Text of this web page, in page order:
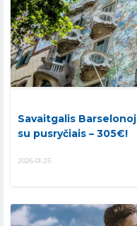
Savaitgalis
su pusryčiais – 305€!
2026-01-25